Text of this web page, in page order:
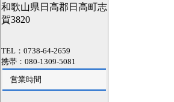
和歌山県日高郡日高町志
賀3820
TEL：0738-64-2659
携帯：080-1309-5081
営業時間